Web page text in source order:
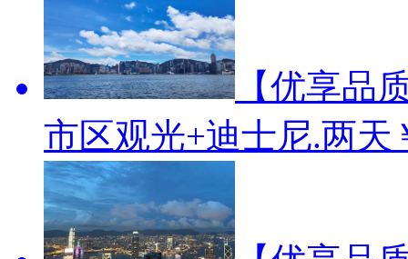
【优享品
市区观光+迪士尼.两天